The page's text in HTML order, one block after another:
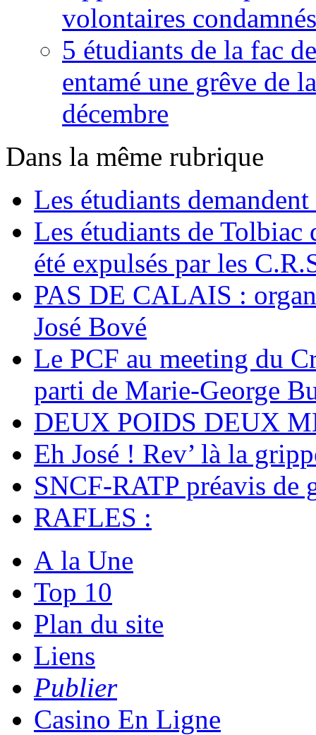
volontaires condamnés
5 étudiants de la fac
entamé une grêve de
décembre
Dans la même rubrique
Les étudiants
Les étudiants de
été expulsés par les
PAS DE CALAIS :
José Bové
Le PCF au meeting du
parti de Marie-George
DEUX POIDS DEUX
Eh José ! Rev’ là la
SNCF-RATP préavis de
RAFLES :
A la Une
Top 10
Plan du site
Liens
Publier
Casino En Ligne